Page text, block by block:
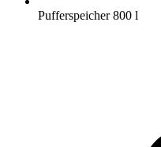
Pufferspeicher 800 l